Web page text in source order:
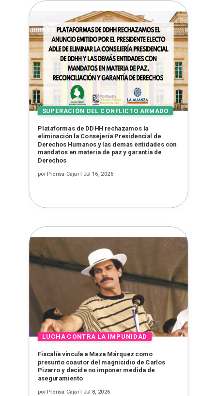
Plataformas de DDHH rechazamos la
eliminación la Consejería Presidencial de
Derechos Humanos y las demás entidades con
mandatos en materia de paz y garantía de
Derechos
porPrensa Cajar| Jul 16, 2026
Fiscalía vincula a Maza Márquez como
presunto coautor del magnicidio de Carlos
Pizarro y decide no imponer medida de
aseguramiento
por Prensa Cajar| Jul 8, 2026